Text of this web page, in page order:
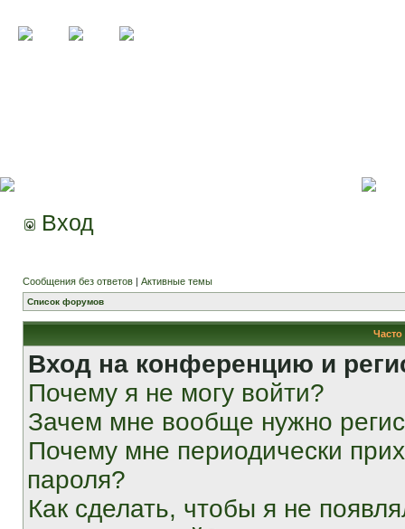
Вход
Сообщения без ответов | Активные темы
Список форумов
Вход на конференцию и
Почему я не могу войти?
Зачем мне вообще нужно
Почему мне периодически
пароля?
Как сделать, чтобы я не